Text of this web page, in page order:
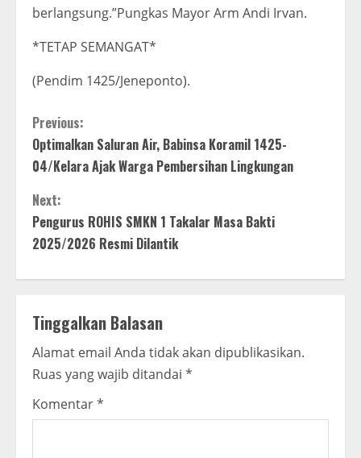
berlangsung.”Pungkas Mayor Arm Andi Irvan.
*TETAP SEMANGAT*
(Pendim 1425/Jeneponto).
C
o
n
t
u
e
R
Previous:
Optimalkan Saluran Air, Babinsa Koramil 1425-
04/Kelara Ajak Warga Pembersihan Lingkungan
Next:
Pengurus ROHIS SMKN 1 Takalar Masa Bakti
2025/2026 Resmi Dilantik
Tinggalkan Balasan
Alamat email Anda tidak akan dipublikasikan.
Ruas yang wajib ditandai *
Komentar*